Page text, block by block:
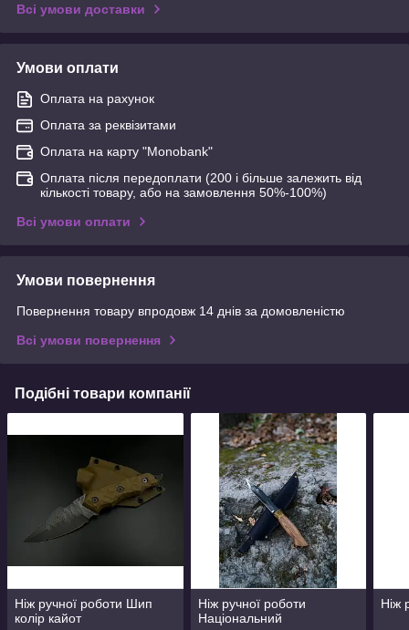
Всі умови доставки
Умови оплати
Оплата на рахунок
Оплата за реквізитами
Оплата на карту "Monobank"
Оплата після передоплати (200 і більше залежить від
кількості товару, або на замовлення 50%-100%)
Всі умови оплати
Умови повернення
Повернення товару впродовж 14 днів за домовленістю
Всі умови повернення
Подібні товари компанії
Ніж ручної роботи Шип
колір кайот
Ніж ручної роботи
Національний
Ніж